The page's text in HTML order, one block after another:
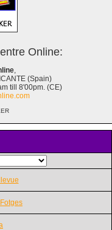
Online:
,
(Spain)
till 8'00pm. (CE)